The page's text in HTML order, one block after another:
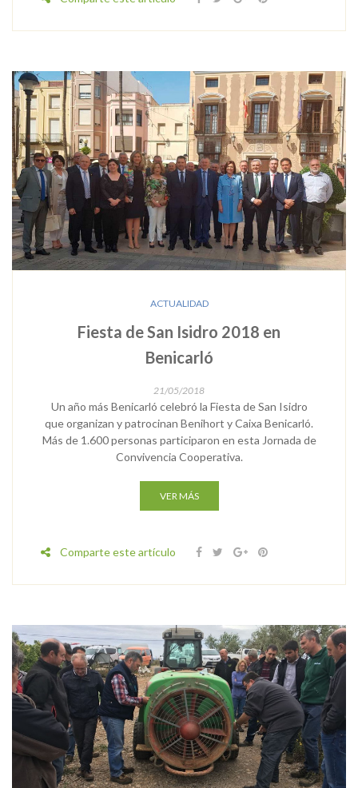
ACTUALIDAD
Fiesta de San Isidro 2018 en
Benicarló
21/05/2018
Un año más Benicarló celebró la Fiesta de San Isidro
que organizan y patrocinan Benihort y Caixa Benicarló.
Más de 1.600 personas participaron en esta Jornada de
Convivencia Cooperativa.
VER MÁS
Comparte este artículo